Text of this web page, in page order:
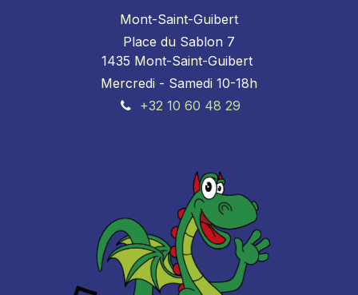
Mont-Saint-Guibert
Place du Sablon 7
1435 Mont-Saint-Guibert
Mercredi - Samedi 10-18h
+32 10 60 48 29